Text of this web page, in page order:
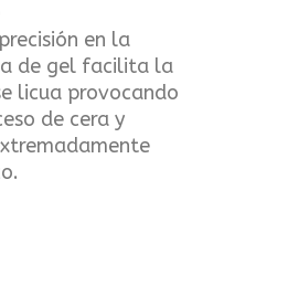
en la
de gel facilita la
licua provocando
de cera y